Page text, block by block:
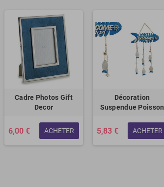
Cadre Photos Gift
Decor
6,00 € ACHETER
Décoration
Suspendue Poisson
5,83 € ACHETER